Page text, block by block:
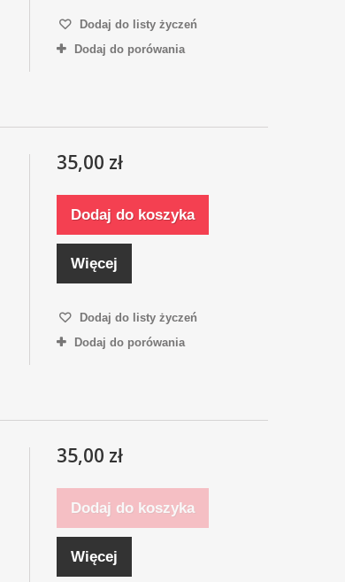
Dodaj do listy życzeń
Dodaj do porówania
35,00 zł
Dodaj do koszyka
Więcej
Dodaj do listy życzeń
Dodaj do porówania
35,00 zł
Dodaj do koszyka
Więcej